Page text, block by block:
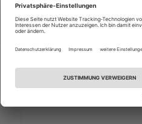
zum Stecken der alltäglichen
natürlicher Art und kommt
Sichtschutz vonHQnach Hause